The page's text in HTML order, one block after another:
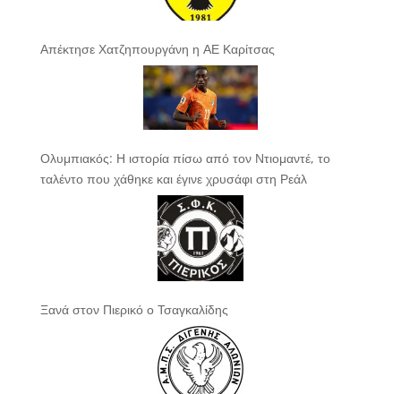
Απέκτησε Χατζηπουργάνη η ΑΕ Καρίτσας
Ολυμπιακός: Η ιστορία πίσω από τον Ντιομαντέ, το
ταλέντο που χάθηκε και έγινε χρυσάφι στη Ρεάλ
Ξανά στον Πιερικό ο Τσαγκαλίδης